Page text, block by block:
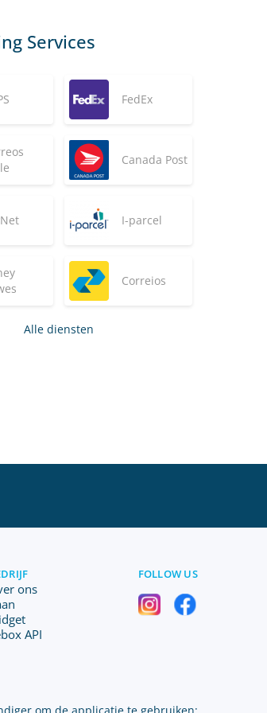
Services
FedEx
Canada Post
I-parcel
Correios
Alle diensten
ons
API
FOLLOW US